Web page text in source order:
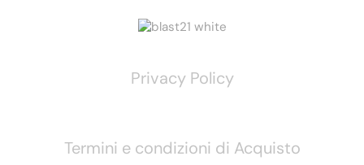
Privacy Policy
Termini e condizioni di Acquisto